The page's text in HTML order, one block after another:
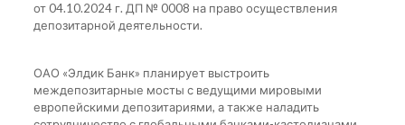
от 04.10.2024 г. ДП № 0008 на право осуществления
депозитарной деятельности.
ОАО «Элдик Банк» планирует выстроить
междепозитарные мосты с ведущими мировыми
европейскими депозитариями, а также наладить